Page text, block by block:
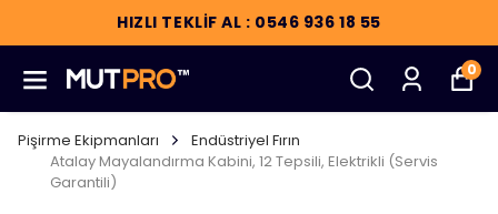
HIZLI TEKLİF AL : 0546 936 18 55
0
Pişirme Ekipmanları
Endüstriyel Fırın
Atalay Mayalandırma Kabini, 12 Tepsili, Elektrikli (Servis
Garantili)